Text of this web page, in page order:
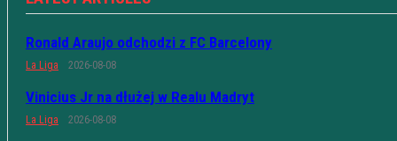
Ronald Araujo odchodzi z FC Barcelony
La Liga 2026-08-08
Vinicius Jr na dłużej w Realu Madryt
La Liga 2026-08-08